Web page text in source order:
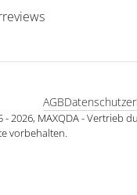
2026, MAXQDA - Vertrieb
vorbehalten.
AGB